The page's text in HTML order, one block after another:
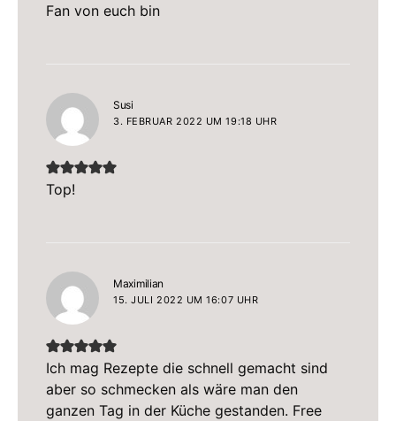
Fan von euch bin
Susi
3. FEBRUAR 2022 UM 19:18 UHR
Top!
Maximilian
15. JULI 2022 UM 16:07 UHR
Ich mag Rezepte die schnell gemacht sind
aber so schmecken als wäre man den
ganzen Tag in der Küche gestanden. Free